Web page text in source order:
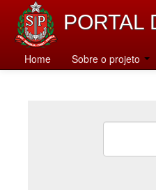
PORTAL
Home Sobre o projeto